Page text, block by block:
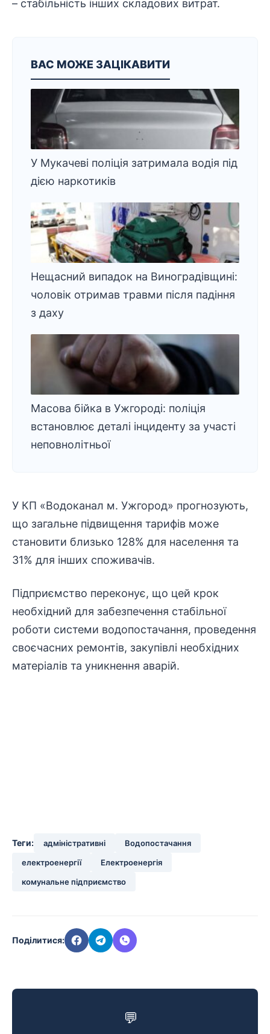
– стабільність інших складових витрат.
ВАС МОЖЕ ЗАЦІКАВИТИ
У Мукачеві поліція затримала водія під
дією наркотиків
Нещасний випадок на Виноградівщині:
чоловік отримав травми після падіння
з даху
Масова бійка в Ужгороді: поліція
встановлює деталі інциденту за участі
неповнолітньої
У КП «Водоканал м. Ужгород» прогнозують,
що загальне підвищення тарифів може
становити близько 128% для населення та
31% для інших споживачів.
Підприємство переконує, що цей крок
необхідний для забезпечення стабільної
роботи системи водопостачання, проведення
своєчасних ремонтів, закупівлі необхідних
матеріалів та уникнення аварій.
Теги: адміністративні
Водопостачання
електроенергії
Електроенергія
комунальне підприємство
Поділитися:
💬